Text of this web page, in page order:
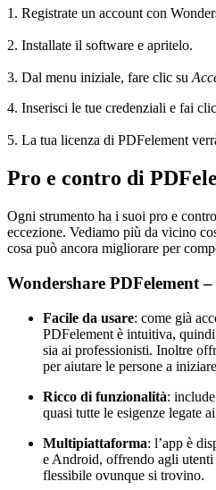
1. Registrate un account con
2. Installate il software e apritelo.
3. Dal menu iniziale, fare clic su
4. Inserisci le tue credenziali e fai
5. La tua licenza di PDFelement
Pro e contro di
Ogni strumento ha i suoi pro e
eccezione. Vediamo più da vicino
cosa può ancora migliorare per
Wondershare PDFelement
Facile da usare: come già
PDFelement è intuitiva,
sia ai professionisti. Inoltre
per aiutare le persone a
Ricco di funzionalità:
quasi tutte le esigenze legate
Multipiattaforma: l’app è
e Android, offrendo agli
flessibile ovunque si trovino.